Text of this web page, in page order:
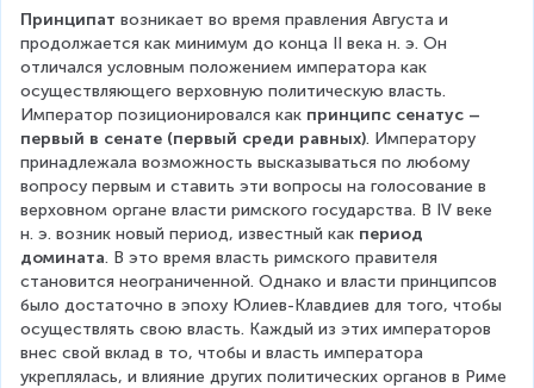
Принципат возникает во время правления Августа и
продолжается как минимум до конца II века н. э. Он
отличался условным положением императора как
осуществляющего верховную политическую власть.
Император позиционировался как принципс сенатус –
первый в сенате (первый среди равных). Императору
принадлежала возможность высказываться по любому
вопросу первым и ставить эти вопросы на голосование в
верховном органе власти римского государства. В IV веке
н. э. возник новый период, известный как период
домината. В это время власть римского правителя
становится неограниченной. Однако и власти принципсов
было достаточно в эпоху Юлиев-Клавдиев для того, чтобы
осуществлять свою власть. Каждый из этих императоров
внес свой вклад в то, чтобы и власть императора
укреплялась, и влияние других политических органов в Риме